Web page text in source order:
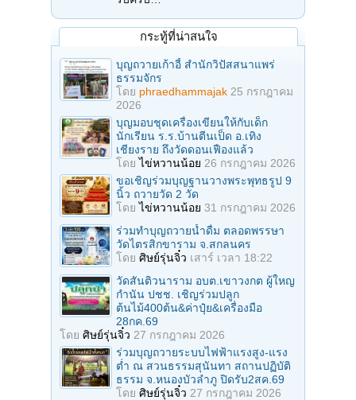
กระทู้ที่น่าสนใจ
บุญถวายเก้าอี้ สำนักวิปัสสนาแพร่
ธรรมจักร
โดย phraedhammajak 25 กรกฎาคม
2026
บุญมอบชุดเครื่องเขียนให้กับเด็ก
นักเรียน ร.ร.บ้านตีนเป็ด อ.เทิง
เชียงราย ถึงวัดดอนเฟืองแล้ว
โดยไข่หวานน้อย 26 กรกฎาคม 2026
ขอเชิญร่วมบุญฐานวางพระพุทธรูป 9
นิ้ว ถวายวัด 2 วัด
โดยไข่หวานน้อย 31 กรกฎาคม 2026
ร่วมทําบุญถวายน้ำดื่ม ตลอดพรรษา
วัดไตรสิกขาราม จ.สกลนคร
โดย ศิษย์รุ่นจิ๋ว เสาร์ เวลา 18:22
วัดสันติวนาราม อบต.เขาวงกต ผู้ใหญ
กํานัน ปชช. เชิญร่วมปลูก
ต้นไม้400ต้น&ค่าปุ๋ย&เครื่องมือ
28กค.69
โดย ศิษย์รุ่นจิ๋ว 27 กรกฎาคม 2026
ร่วมบุญถวายระบบไฟฟ้าแรงสูง-แรง
ต่ำ ณ สวนธรรมสุนันทา สถานปฏิบัติ
ธรรม จ.หนองบัวลำภู ปิดรับ2สค.69
โดย ศิษย์รุ่นจิ๋ว 27 กรกฎาคม 2026